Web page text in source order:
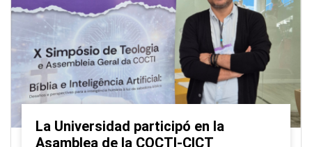
La Universidad participó en la
Asamblea de la COCTI-CICT